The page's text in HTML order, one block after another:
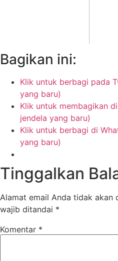
Bagikan ini:
Klik untuk berbagi pada
yang baru)
Klik untuk membagikan
jendela yang baru)
Klik untuk berbagi di
yang baru)
Tinggalkan
Alamat email Anda tidak akan
wajib ditandai *
Komentar *